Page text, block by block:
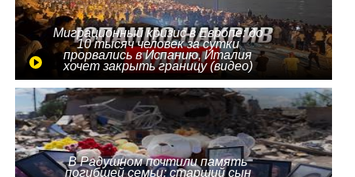
Миграционный кризис в Европе: до
10 тысяч человек за сутки
прорвались в Испанию, Италия
хочет закрыть границу (видео)
В Радушном почтили память
погибшей семьи: старший сын